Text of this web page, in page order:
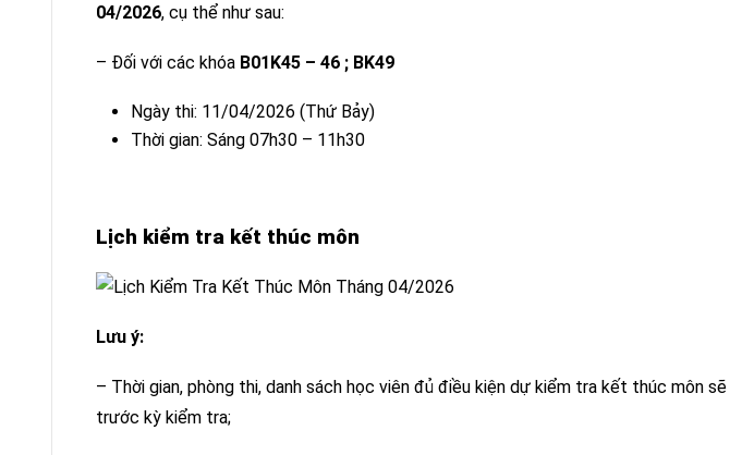
04/2026, cụ thể như sau:
– Đối với các khóa B01K45 – 46 ; BK49
Ngày thi: 11/04/2026 (Thứ Bảy)
Thời gian: Sáng 07h30 – 11h30
Lịch kiểm tra kết thúc môn
Lưu ý:
– Thời gian, phòng thi, danh sách học viên đủ điều kiện dự kiểm tra kết thúc môn
trước kỳ kiểm tra;